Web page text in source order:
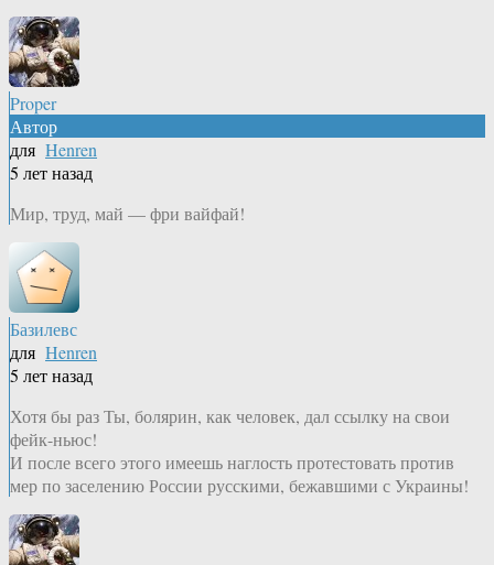
Proper
Автор
для Henren
5 лет назад
Мир, труд, май — фри вайфай!
Базилевс
для Henren
5 лет назад
Хотя бы раз Ты, болярин, как человек, дал ссылку на свои
фейк-ньюс!
И после всего этого имеешь наглость протестовать против
мер по заселению России русскими, бежавшими с Украины!